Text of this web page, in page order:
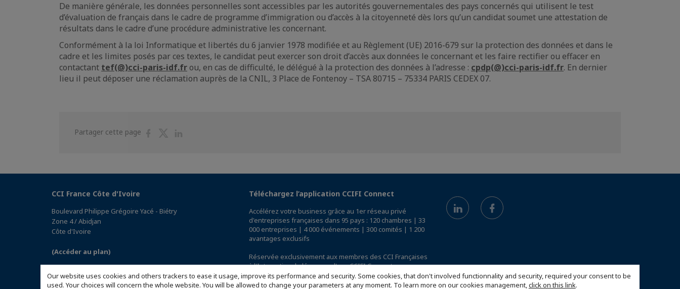
Our website uses cookies and others trackers to ease it usage, improve its performance and security. Some cookies, that don't involved functionnality and security, required your consent to be
used. Your choices will concern the whole website. You will be allowed to change your parameters at any moment. To learn more on our cookies management,click on this link.
De manière générale, les données personnelles sont accessibles par les autorités gouvernementales des pays concernés qui utilisent le test
d’évaluation de français dans le cadre de programme d’immigration ou d’accès à la citoyenneté dès lors qu’un candidat soumet une attestation de
résultats dans le cadre d’une procédure administrative les concernant.
Conformément à la loi Informatique et libertés du 6 janvier 1978 modifiée et au Règlement (UE) 2016-679 sur la protection des données et dans le
cadre et les limites posés par ces textes, le candidat peut exercer son droit d’accès aux données le concernant et les faire rectifier ou effacer en
contactant tef(@)cci-paris-idf.frou, en cas de difficulté, le délégué à la protection des données à l’adresse : cpdp(@)cci-paris-idf.fr. En dernier
lieu il peut déposer une réclamation auprès de la CNIL, 3 Place de Fontenoy – TSA 80715 – 75334 PARIS CEDEX 07.
Partager cette page
PartagerPartager
CCI France Côte d'Ivoire
Boulevard Philippe Grégoire Yacé - Biétry
Zone 4 / Abidjan
Côte d'Ivoire
(Accéder au plan)
Téléchargez l’application CCIFI Connect
Accélérez votre business grâce au 1er réseau privé
d'entreprises françaises dans 95 pays : 120 chambres | 33
000 entreprises | 4 000 événements | 300 comités | 1 200
avantages exclusifs
Réservée exclusivement aux membres des CCI Françaises
à l'International,découvrez l'app CCIFI Connect.